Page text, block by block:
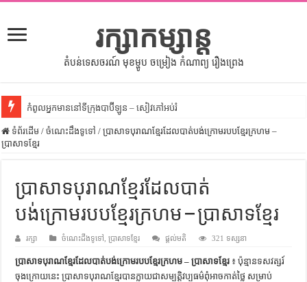
រក្សាកម្សាន្ត
តំបន់ទេសចរណ៍ មុខម្ហូប ចម្រៀង កំណាព្យ រឿងព្រេង
កំពូលអ្នកមាននៅទីក្រុងបាប៊ីឡូន – សៀវភៅអប់រំ
សីលធម៌នៅក្នុងសង្គមខ្មែរ – សៀវភៅចំណេះដឹងទូទៅ
ទំលៀមទម្លាប់ប្រពៃណីជនជាតិចិន – សៀវភៅចំណេះដឹងទូទៅ
ដើមកំណើតអង្គរ – សៀវភៅចំណេះដឹងទូទៅ
ដើមកំណើតជនជាតិខ្មែរ – អត្ថបទស្រាវជ្រាវ
ព្រះបាទធម្មិក – សៀវភៅចំណេះដឹងទូទៅ
ទំព័រដើម / ចំណេះដឹងទូទៅ / ប្រាសាទបុរាណខ្មែរដែលបាត់បង់ក្រោមរបបខ្មែរក្រហម –
ប្រាសាទខ្មែរ
ប្រាសាទបុរាណខ្មែរដែលបាត់
បង់ក្រោមរបបខ្មែរក្រហម – ប្រាសាទខ្មែរ
រក្សា ចំណេះដឹងទូទៅ ,ប្រាសាទខ្មែរ ផ្តល់មតិ 321 ទស្សនា
ប្រាសាទបុរាណខ្មែរដែលបាត់បង់ក្រោមរបបខ្មែរក្រហម – ប្រាសាទខ្មែរ ៖ ប៉ុន្មាន​ទសវត្សរ៍​
ចុង​ក្រោយ​នេះ​ ​ប្រាសាទ​បុរាណ​ខ្មែរ​បាន​ក្លាយជា​សម្បត្ដិ​វប្បធម៌​ពុំ​អាច​កាត់ថ្លៃ​ ​សម្រាប់​